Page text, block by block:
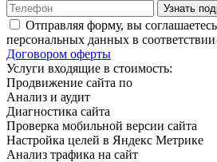
Узнать
Отправляя форму, вы
персональных данных в соответствии
Договором оферты
Услуги входящие в стоимость:
Продвижение сайта по
Анализ и аудит
Диагностика сайта
Проверка мобильной версии сайта
Настройка целей в Яндекс Метрике
Анализ трафика на сайт